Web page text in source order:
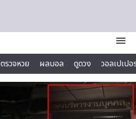
menu
ตรวจหวย ผลบอล ดูดวง
วอลเปเป